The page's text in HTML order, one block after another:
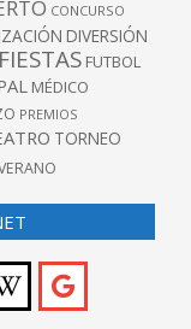
CONCURSO
DIVERSIÓN
FIESTAS FUTBOL
MÉDICO
PREMIOS
TORNEO